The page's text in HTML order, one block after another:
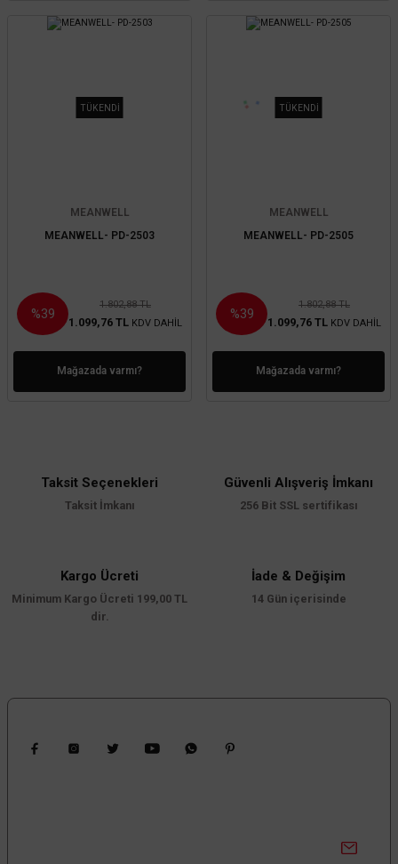
TÜKENDİ
MEANWELL
MEANWELL- PD-2503
%39
1.802,88 TL
1.099,76 TL KDV DAHİL
Mağazada varmı?
TÜKENDİ
MEANWELL
MEANWELL- PD-2505
%39
1.802,88 TL
1.099,76 TL KDV DAHİL
Mağazada varmı?
Taksit Seçenekleri
Taksit İmkanı
Güvenli Alışveriş İmkanı
256 Bit SSL sertifikası
Kargo Ücreti
Minimum Kargo Ücreti 199,00 TL
dir.
İade & Değişim
14 Gün içerisinde